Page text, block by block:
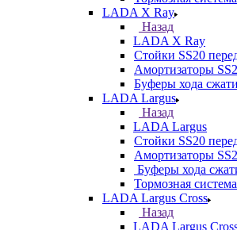
LADA X Ray
Назад
LADA X Ray
Стойки SS20
Амортизаторы
Буферы хода
LADA Largus
Назад
LADA Largus
Стойки SS20
Амортизаторы
Буферы хода
Тормозная
LADA Largus Cross
Назад
LADA Largus